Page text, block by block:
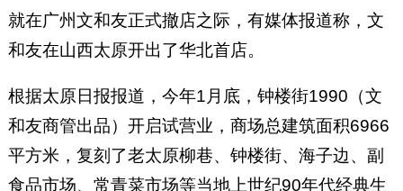
就在广州文和友正式撤店之际，有媒体报道称，文
和友在山西太原开出了华北首店。
根据太原日报报道，今年1月底，钟楼街1990（文
和友商管出品）开启试营业，商场总建筑面积6966
平方米，复刻了老太原柳巷、钟楼街、海子边、副
食品市场、常青菜市场等当地上世纪90年代经典生